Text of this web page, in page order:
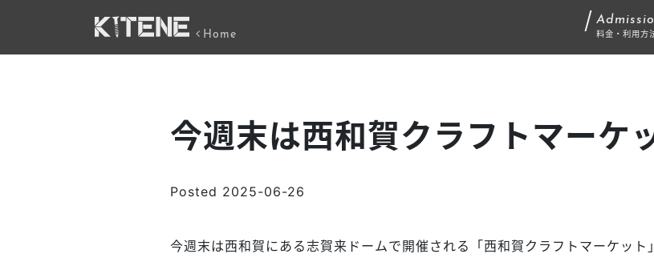
Home 料金・利用方
今週末は西和賀クラフトマーケ
Posted 2025-06-26
今週末は西和賀にある志賀来ドームで開催される「西和賀クラフトマーケット